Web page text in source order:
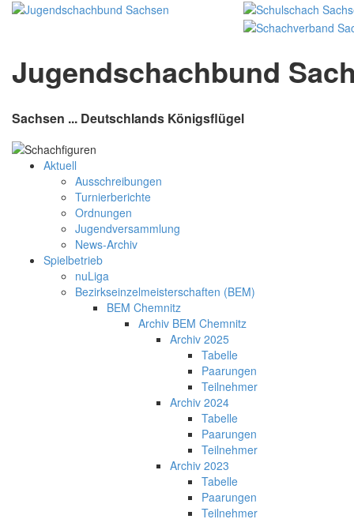
Jugendschachbund
Sachsen ... Deutschlands Königsflügel
Aktuell
Ausschreibungen
Turnierberichte
Ordnungen
Jugendversammlung
News-Archiv
Spielbetrieb
nuLiga
Bezirkseinzelmeisterschaften (BEM)
BEM Chemnitz
Archiv BEM Chemnitz
Archiv 2025
Tabelle
Paarungen
Teilnehmer
Archiv 2024
Tabelle
Paarungen
Teilnehmer
Archiv 2023
Tabelle
Paarungen
Teilnehmer